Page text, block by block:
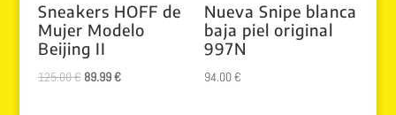
Sneakers HOFF de
Mujer Modelo
Beijing II
125.00€ El
89.99€El
Nueva Snipe blanca
baja piel original
997N
94.00€